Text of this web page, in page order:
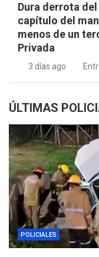
Dura derrota
capítulo del
menos de un
Privada
3 días ago
ÚLTIMAS
POLICIALES